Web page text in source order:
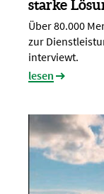
starke
Über 80.000
zur
interviewt.
lesen